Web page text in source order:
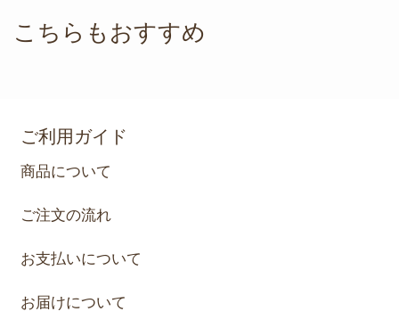
こちらもおすすめ
ご利用ガイド
商品について
ご注文の流れ
お支払いについて
お届けについて